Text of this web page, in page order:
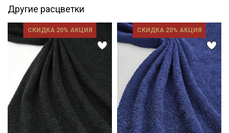
на разрыв, не просвечивает, дает усадку 5%. При пошиве
необходимо учитывать, что край осыпается, необходима
обработка среза. Махровая ткань прекрасно подходит для
пошива банных халатов для взрослых и детей, пончо,
полотенец, домашнего текстиля.
- стирка до 60C, отжим до 800 оборотов
- запрещены отбеливатели, исключение белый цвет
- сушить в подвешенном и расправленном состоянии
- рекомендуется пропарить ткань утюгом для поднятия ворса
и смягчения.
Цветопередача может отличаться от оригинального цвета
ткани в зависимостиот настроек вашего монитора и в
Другие расцветки
СКИДКА 20% АКЦИЯ СКИДКА 20% АКЦИЯ